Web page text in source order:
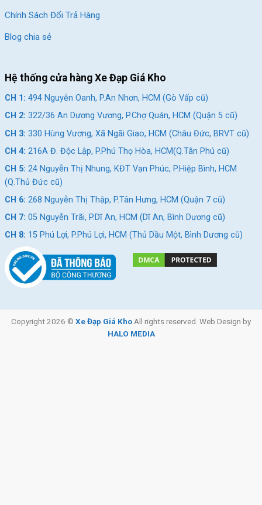
Chính Sách Đổi Trả Hàng
Blog chia sẻ
Hệ thống cửa hàng Xe Đạp Giá Kho
CH 1: 494 Nguyễn Oanh, P.An Nhơn, HCM (Gò Vấp cũ)
CH 2: 322/36 An Dương Vương, P.Chợ Quán, HCM (Quận 5 cũ)
CH 3: 330 Hùng Vương, Xã Ngãi Giao, HCM (Châu Đức, BRVT cũ)
CH 4: 216A Đ. Độc Lập, P.Phú Thọ Hòa, HCM(Q.Tân Phú cũ)
CH 5: 24 Nguyễn Thị Nhung, KĐT Vạn Phúc, P.Hiệp Bình, HCM
(Q.Thủ Đức cũ)
CH 6: 268 Nguyễn Thị Thập, P.Tân Hưng, HCM (Quận 7 cũ)
CH 7: 05 Nguyễn Trãi, P.Dĩ An, HCM (Dĩ An, Bình Dương cũ)
CH 8: 15 Phú Lợi, P.Phú Lợi, HCM (Thủ Dầu Một, Bình Dương cũ)
Copyright 2026 © Xe Đạp Giá Kho All rights reserved. Web Design by
HALO MEDIA